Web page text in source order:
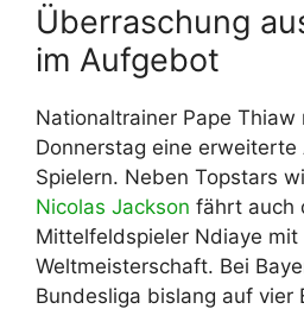
Überraschung
im Aufgebot
Nationaltrainer Pape Thiaw
Donnerstag eine
Spielern. Neben Topstars
Nicolas Jackson fährt auch
Mittelfeldspieler Ndiaye mit
Weltmeisterschaft. Bei
Bundesliga bislang auf vier